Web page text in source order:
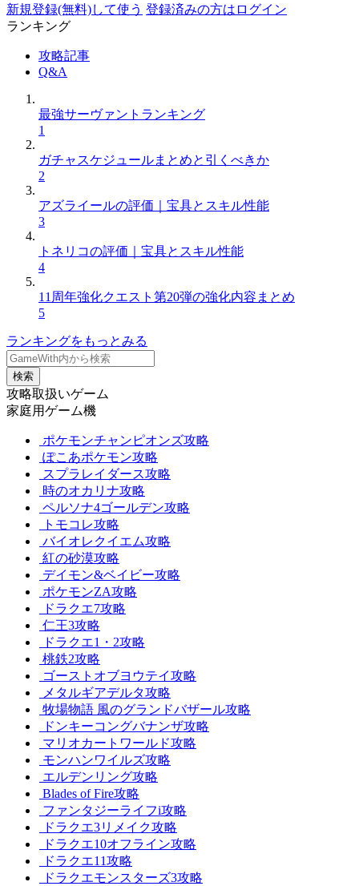
新規登録(無料)して使う 登録済みの方はログイン
ランキング
攻略記事
Q&A
最強サーヴァントランキング
1
ガチャスケジュールまとめと引くべきか
2
アズライールの評価｜宝具とスキル性能
3
トネリコの評価｜宝具とスキル性能
4
11周年強化クエスト第20弾の強化内容まとめ
5
ランキングをもっとみる
検索
攻略取扱いゲーム
家庭用ゲーム機
ポケモンチャンピオンズ攻略
ぽこあポケモン攻略
スプラレイダース攻略
時のオカリナ攻略
ペルソナ4ゴールデン攻略
トモコレ攻略
バイオレクイエム攻略
紅の砂漠攻略
デイモン&ベイビー攻略
ポケモンZA攻略
ドラクエ7攻略
仁王3攻略
ドラクエ1・2攻略
桃鉄2攻略
ゴーストオブヨウテイ攻略
メタルギアデルタ攻略
牧場物語 風のグランドバザール攻略
ドンキーコングバナンザ攻略
マリオカートワールド攻略
モンハンワイルズ攻略
エルデンリング攻略
Blades of Fire攻略
ファンタジーライフi攻略
ドラクエ3リメイク攻略
ドラクエ10オフライン攻略
ドラクエ11攻略
ドラクエモンスターズ3攻略